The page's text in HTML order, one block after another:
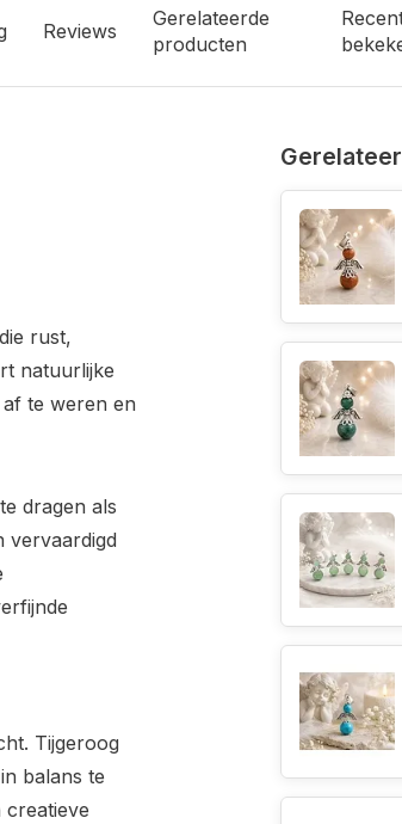
Reviews
Gerelateerde
producten
rust,
natuurlijke
te weren en
dragen als
vervaardigd
Tijgeroog
balans te